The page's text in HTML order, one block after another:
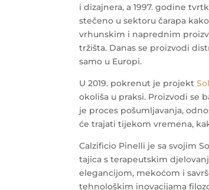
i dizajnera, a 1997. godine
stečeno u sektoru čarapa
vrhunskim i naprednim
tržišta. Danas se proizvodi
samo u Europi.
U 2019. pokrenut je projekt
okoliša u praksi. Proizvodi se
je proces pošumljavanja,
će trajati tijekom vremena,
Calzificio Pinelli je sa svojim
tajica s terapeutskim
elegancijom, mekoćom i
tehnološkim inovacijama